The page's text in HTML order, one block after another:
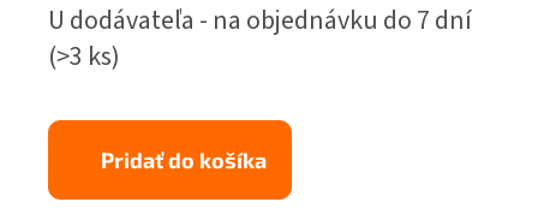
cena:
U dodávateľa - na objednávku do 7 dní
(>3 ks)
Pridať do košíka